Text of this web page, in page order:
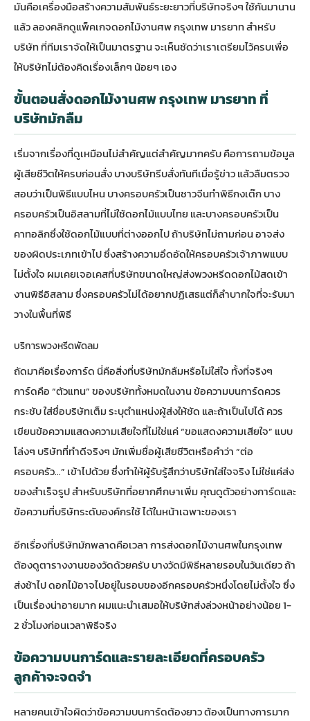
มันคือเครื่องมือสร้างความสัมพันธ์ระยะยาวที่บริษัทจริงๆ ใช้กันมานาน
แล้ว ลองคลิกดูแพ็คเกจดอกไม้งานศพ กรุงเทพ มารยาท สำหรับ
บริษัทที่ทีมเราจัดให้เป็นมาตรฐาน จะเห็นชัดว่าเราเตรียมไว้ครบเพื่อ
ให้บริษัทไม่ต้องคิดเรื่องเล็กๆ น้อยๆ เอง
ขั้นตอนสั่งดอกไม้งานศพ กรุงเทพ มารยาท ที่
บริษัทมักลืม
เริ่มจากเรื่องที่ดูเหมือนไม่สำคัญแต่สำคัญมากครับ คือการถามข้อมูล
ผู้เสียชีวิตให้ครบก่อนสั่ง บางบริษัทรีบสั่งทันทีเมื่อรู้ข่าว แล้วลืมตรวจ
สอบว่าเป็นพิธีแบบไหน บางครอบครัวเป็นชาวจีนทำพิธีกงเต๊ก บาง
ครอบครัวเป็นอิสลามที่ไม่ใช้ดอกไม้แบบไทย และบางครอบครัวเป็น
คาทอลิกซึ่งใช้ดอกไม้แบบที่ต่างออกไป ถ้าบริษัทไม่ถามก่อน อาจส่ง
ของผิดประเภทเข้าไป ซึ่งสร้างความอึดอัดให้ครอบครัวเจ้าภาพแบบ
ไม่ตั้งใจ ผมเคยเจอเคสที่บริษัทขนาดใหญ่ส่งพวงหรีดดอกไม้สดเข้า
งานพิธีอิสลาม ซึ่งครอบครัวไม่ได้อยากปฏิเสธแต่ก็ลำบากใจที่จะรับมา
วางในพื้นที่พิธี
บริการพวงหรีดพัดลม
ถัดมาคือเรื่องการ์ด นี่คือสิ่งที่บริษัทมักลืมหรือไม่ใส่ใจ ทั้งที่จริงๆ
การ์ดคือ “ตัวแทน” ของบริษัททั้งหมดในงาน ข้อความบนการ์ดควร
กระชับ ใส่ชื่อบริษัทเต็ม ระบุตำแหน่งผู้ส่งให้ชัด และถ้าเป็นไปได้ ควร
เขียนข้อความแสดงความเสียใจที่ไม่ใช่แค่ “ขอแสดงความเสียใจ” แบบ
โล่งๆ บริษัทที่ทำดีจริงๆ มักเพิ่มชื่อผู้เสียชีวิตหรือคำว่า “ต่อ
ครอบครัว…” เข้าไปด้วย ซึ่งทำให้ผู้รับรู้สึกว่าบริษัทใส่ใจจริง ไม่ใช่แค่ส่ง
ของสำเร็จรูป สำหรับบริษัทที่อยากศึกษาเพิ่ม คุณดูตัวอย่างการ์ดและ
ข้อความที่บริษัทระดับองค์กรใช้ได้ในหน้าเฉพาะของเรา
อีกเรื่องที่บริษัทมักพลาดคือเวลา การส่งดอกไม้งานศพในกรุงเทพ
ต้องดูตารางงานของวัดด้วยครับ บางวัดมีพิธีหลายรอบในวันเดียว ถ้า
ส่งช้าไป ดอกไม้อาจไปอยู่ในรอบของอีกครอบครัวหนึ่งโดยไม่ตั้งใจ ซึ่ง
เป็นเรื่องน่าอายมาก ผมแนะนำเสมอให้บริษัทส่งล่วงหน้าอย่างน้อย 1-
2 ชั่วโมงก่อนเวลาพิธีจริง
ข้อความบนการ์ดและรายละเอียดที่ครอบครัว
ลูกค้าจะจดจำ
หลายคนเข้าใจผิดว่าข้อความบนการ์ดต้องยาว ต้องเป็นทางการมาก